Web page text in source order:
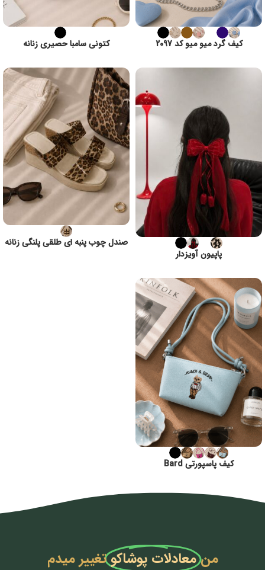
کیف گرد میو میو کد 2097 کتونی سامبا حصیری زنانه
پاپیون آویزدار
صندل چوب پنبه ای طلقی پلنگی زنانه
کیف پاسپورتی Bard
منمعادلات پوشاکوتغییر میدم